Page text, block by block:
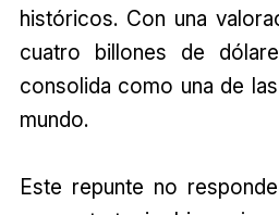
históricos. Con una
cuatro billones de
consolida como una de
mundo.
Este repunte no